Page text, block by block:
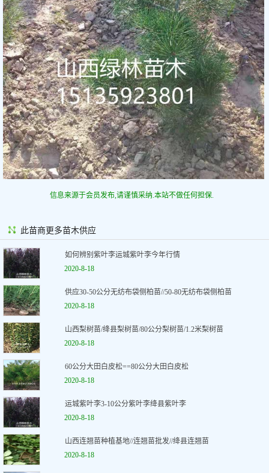
信息来源于会员发布,请谨慎采纳.本站不做任何担保.
此苗商更多苗木供应
如何辨别紫叶李运城紫叶李今年行情
2020-8-18
供应30-50公分无纺布袋侧柏苗//50-80无纺布袋侧柏苗
2020-8-18
山西梨树苗/绛县梨树苗/80公分梨树苗/1.2米梨树苗
2020-8-18
60公分大田白皮松==80公分大田白皮松
2020-8-18
运城紫叶李3-10公分紫叶李绛县紫叶李
2020-8-18
山西连翘苗种植基地//连翘苗批发//绛县连翘苗
2020-8-18